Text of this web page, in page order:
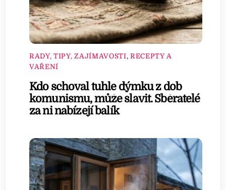
RADY, TIPY, ZAJÍMAVOSTI, RECEPTY A
VAŘENÍ
Kdo schoval tuhle dýmku z dob
komunismu, může slavit. Sběratelé
za ni nabízejí balík